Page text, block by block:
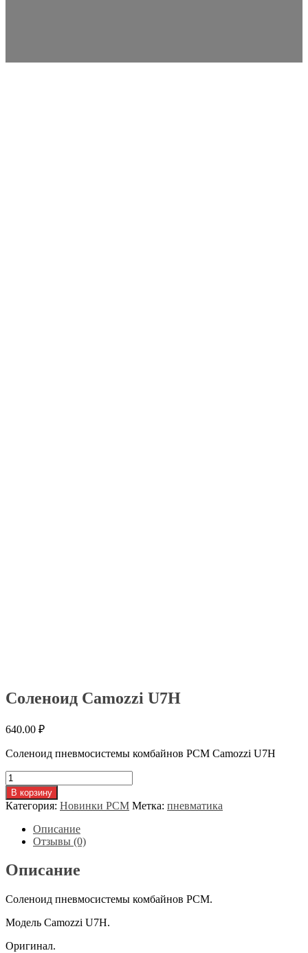
Соленоид Camozzi U7H
640.00 ₽
Соленоид пневмосистемы комбайнов РСМ Camozzi U7H
Количество
товара
Соленоид
Camozzi
U7H
В корзину
Категория: Новинки РСМ Метка: пневматика
Описание
Отзывы (0)
Описание
Соленоид пневмосистемы комбайнов РСМ.
Модель Camozzi U7H.
Оригинал.